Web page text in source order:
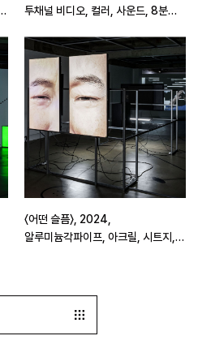
투채널 비디오, 컬러, 사운드, 8분
〈어떤 슬픔〉, 2024,
알루미늄각파이프, 아크릴, 시트지,